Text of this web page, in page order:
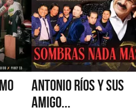
ANTONIO RÍOS Y SUS
AMIGO...